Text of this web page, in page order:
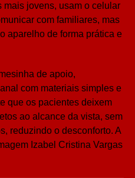
jovens, usam o celular
com familiares, mas
aparelho de forma prática e
de apoio,
com materiais simples e
que os pacientes deixem
ao alcance da vista, sem
reduzindo o desconforto. A
Izabel Cristina Vargas